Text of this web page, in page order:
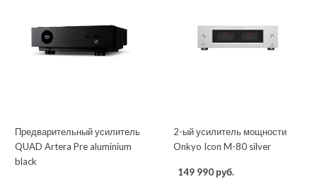
Предварительный усилитель
QUAD Artera Pre aluminium
black
2-ый усилитель мощности
Onkyo Icon M-80 silver
149 990 руб.